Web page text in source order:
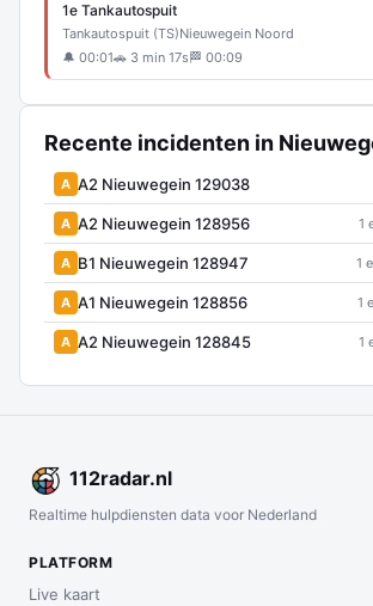
1e Tankautospuit
Tankautospuit (TS)Nieuwegein Noord
🔔 00:01🚗 3 min 17s 🏁 00:09
Recente incidenten in
A A2 Nieuwegein 129038
A A2 Nieuwegein 128956 1
A B1 Nieuwegein 128947 1
A A1 Nieuwegein 128856 1
A A2 Nieuwegein 128845 1
112radar.nl
Realtime hulpdiensten data voor Nederland
PLATFORM
Live kaart